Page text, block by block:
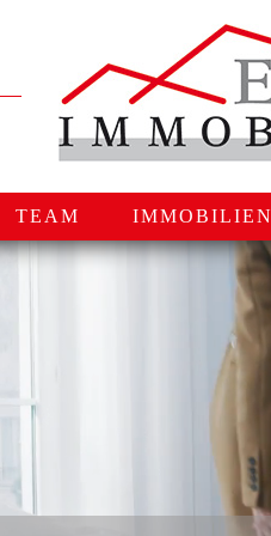
TEAM IMMOBILIEN